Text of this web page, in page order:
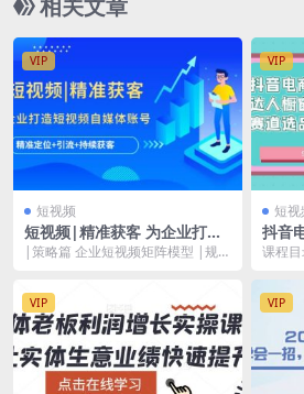
相关文章
VIP
短视频
短视频|精准获客 为企业打造
短视频自媒体账号 (精准定位
引流 持续获客)
|策略篇 企业短视频矩阵模型 |规则
VIP
短视
抖音
达人
课程
VIP VIP